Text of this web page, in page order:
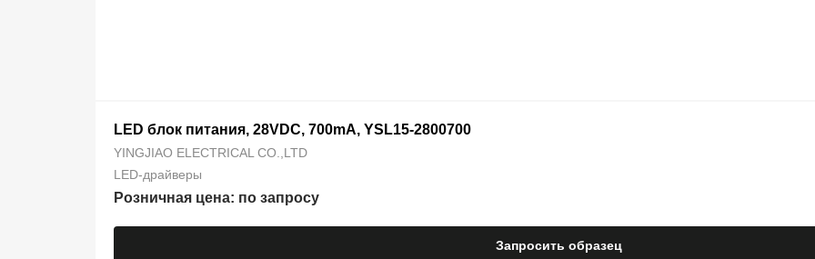
LED блок питания, 28VDC, 700mA, YSL15-2800700
YINGJIAO ELECTRICAL CO.,LTD
LED-драйверы
Розничная цена: по запросу
Запросить образец